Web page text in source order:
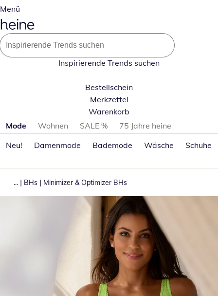
Menü
Inspirierende Trends suchen
Bestellschein
Merkzettel
Warenkorb
Produktkategorien überspringen
Mode Wohnen SALE %
75 Jahre heine
Neu!
Damenmode Bademode Wäsche Schuhe
... | BHs | Minimizer & Optimizer BHs